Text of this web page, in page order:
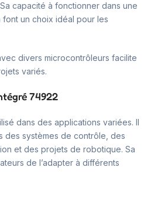
capacité à fonctionner dans une
un choix idéal pour les
divers microcontrôleurs facilite
variés.
74922
dans des applications variées. Il
des systèmes de contrôle, des
et des projets de robotique. Sa
de l’adapter à différents